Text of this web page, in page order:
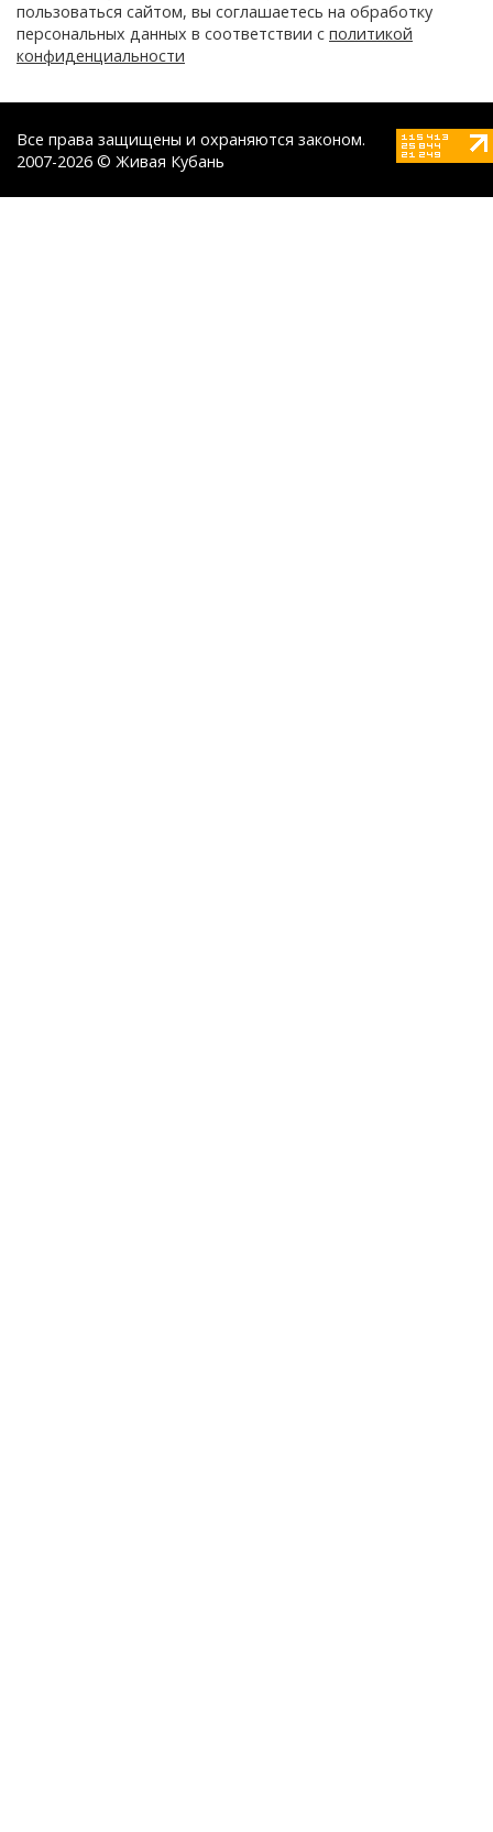
пользоваться сайтом, вы соглашаетесь на обработку
персональных данных в соответствии с политикой
конфиденциальности
Все права защищены и охраняются законом.
2007-2026 © Живая Кубань